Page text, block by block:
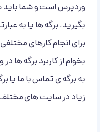
وردپرس است و شما باید
بگیرید، برگه ها یا به
برای انجام کارهای
بخوام از کاربرد برگه ها
به برگه ی تماس با ما یا
زیاد در سایت های